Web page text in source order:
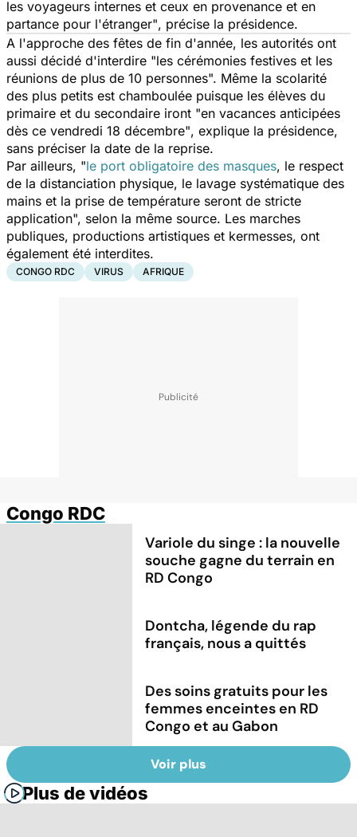
les voyageurs internes et ceux en provenance et en
partance pour l'étranger", précise la présidence.
A l'approche des fêtes de fin d'année, les autorités ont
aussi décidé d'interdire "les cérémonies festives et les
réunions de plus de 10 personnes". Même la scolarité
des plus petits est chamboulée puisque les élèves du
primaire et du secondaire iront "en vacances anticipées
dès ce vendredi 18 décembre", explique la présidence,
sans préciser la date de la reprise.
Par ailleurs, "le port obligatoire des masques, le respect
de la distanciation physique, le lavage systématique des
mains et la prise de température seront de stricte
application", selon la même source. Les marches
publiques, productions artistiques et kermesses, ont
également été interdites.
CONGO RDC VIRUS AFRIQUE
Congo RDC
Variole du singe : la nouvelle
souche gagne du terrain en
RD Congo
Dontcha, légende du rap
français, nous a quittés
Des soins gratuits pour les
femmes enceintes en RD
Congo et au Gabon
Voir plus
Plus de vidéos